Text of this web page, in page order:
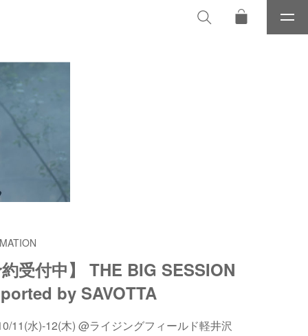
メ
ニ
約受付中】 THE BIG SESSION
by SAVOTTA
11(水)-12(木) @ライジングフィールド軽井沢